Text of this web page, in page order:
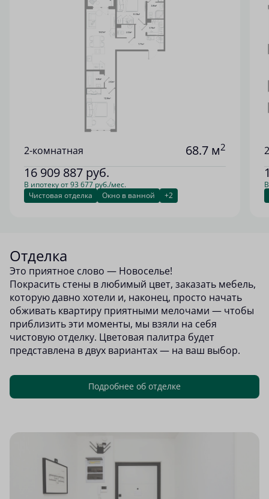
2-комнатная 68.7 м2
16 909 887 руб.
В ипотеку от 93 677 руб./мес.
Чистовая отделка
Окно в ванной +2
Отделка
Это приятное слово — Новоселье!
Покрасить стены в любимый цвет, заказать мебель,
которую давно хотели и, наконец, просто начать
обживать квартиру приятными мелочами — чтобы
приблизить эти моменты, мы взяли на себя
чистовую отделку. Цветовая палитра будет
представлена в двух вариантах — на ваш выбор.
Подробнее об отделке